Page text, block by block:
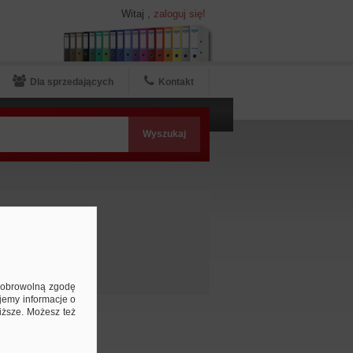
Dla sprzedających Kontakt
Witaj , zaloguj się!
zgodę
informacje o
Możesz też